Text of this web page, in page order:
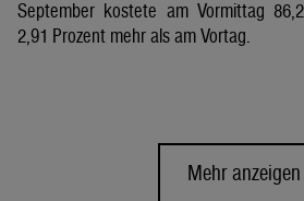
September kostete am Vormittag
2,91 Prozent mehr als am Vortag.
Mehr anzeigen